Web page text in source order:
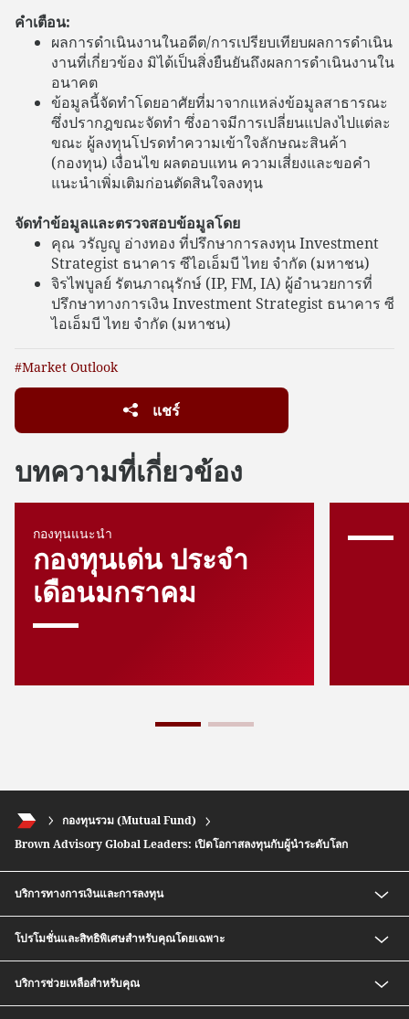
คำเตือน:
ผลการดำเนินงานในอดีต/การเปรียบเทียบผลการดำเนิน
งานที่เกี่ยวข้อง มิได้เป็นสิ่งยืนยันถึงผลการดำเนินงานใน
อนาคต
ข้อมูลนี้จัดทำโดยอาศัยที่มาจากแหล่งข้อมูลสาธารณะ
ซึ่งปรากฎขณะจัดทำ ซึ่งอาจมีการเปลี่ยนแปลงไปแต่ละ
ขณะ ผู้ลงทุนโปรดทำความเข้าใจลักษณะสินค้า
(กองทุน) เงื่อนไข ผลตอบแทน ความเสี่ยงและขอคำ
แนะนำเพิ่มเติมก่อนตัดสินใจลงทุน
จัดทำข้อมูลและตรวจสอบข้อมูลโดย
คุณ วรัญญู อ่างทอง ที่ปรึกษาการลงทุน Investment
Strategist ธนาคาร ซีไอเอ็มบี ไทย จำกัด (มหาชน)
จิรไพบูลย์ รัตนภาณุรักษ์ (IP, FM, IA) ผู้อำนวยการที่
ปรึกษาทางการเงิน Investment Strategist ธนาคาร ซี
ไอเอ็มบี ไทย จำกัด (มหาชน)
#Market Outlook
แชร์
บทความที่เกี่ยวข้อง
กองทุนแนะนำ
กองทุนเด่น ประจำ
เดือนมกราคม
กองทุนรวม (Mutual Fund)
Brown Advisory Global Leaders: เปิดโอกาสลงทุนกับผู้นำระดับโลก
บริการทางการเงินและการลงทุน
กองทุนรวม
บริการซื้อ-ขายตราสารหนี้ก่อนครบกำหนด
หุ้นกู้อนุพันธ์แฝง
บริการซื้อ-ขายตราสารหนี้สกุลเงินต่างประเทศ
โปรโมชั่นและสิทธิพิเศษสำหรับคุณโดยเฉพาะ
Safe Deposit Box Privilege
บริการช่วยเหลือสำหรับคุณ